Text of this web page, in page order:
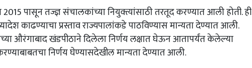
2015पासून तज्ज्ञ संचालकांच्या नियुक्त्यांसाठी तरतूद करण्यात आली होती. ही
काढण्याचा प्रस्ताव राज्यपालांकडे पाठविण्यास मान्यता देण्यात आली.
औरंगाबाद खंडपीठाने दिलेला निर्णय लक्षात घेऊन आतापर्यंत केलेल्या
निर्णय घेण्यासदेखील मान्यता देण्यात आली.